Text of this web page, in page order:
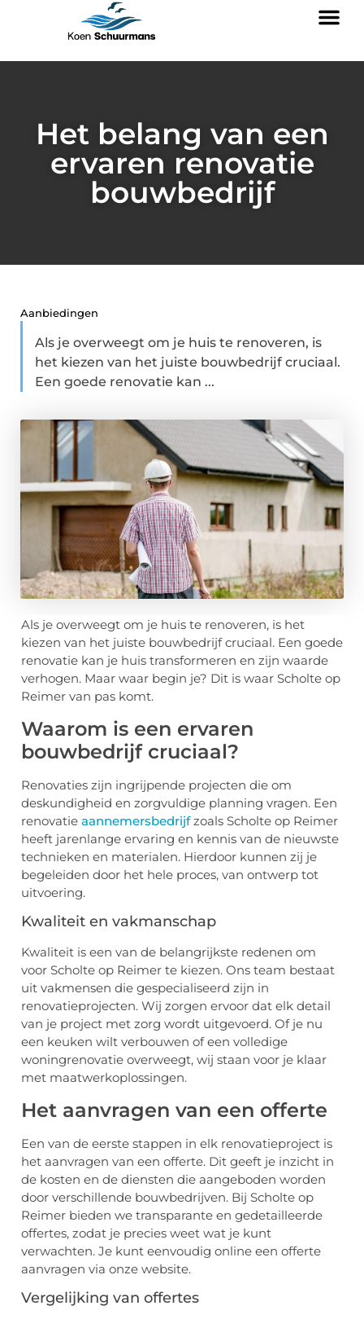
Het belang van een
ervaren renovatie
bouwbedrijf
Aanbiedingen
Als je overweegt om je huis te renoveren, is
het kiezen van het juiste bouwbedrijf cruciaal.
Een goede renovatie kan ...
Als je overweegt om je huis te renoveren, is het
kiezen van het juiste bouwbedrijf cruciaal. Een goede
renovatie kan je huis transformeren en zijn waarde
verhogen. Maar waar begin je? Dit is waar Scholte op
Reimer van pas komt.
Waarom is een ervaren
bouwbedrijf cruciaal?
Renovaties zijn ingrijpende projecten die om
deskundigheid en zorgvuldige planning vragen. Een
renovatie aannemersbedrijfzoals Scholte op Reimer
heeft jarenlange ervaring en kennis van de nieuwste
technieken en materialen. Hierdoor kunnen zij je
begeleiden door het hele proces, van ontwerp tot
uitvoering.
Kwaliteit en vakmanschap
Kwaliteit is een van de belangrijkste redenen om
voor Scholte op Reimer te kiezen. Ons team bestaat
uit vakmensen die gespecialiseerd zijn in
renovatieprojecten. Wij zorgen ervoor dat elk detail
van je project met zorg wordt uitgevoerd. Of je nu
een keuken wilt verbouwen of een volledige
woningrenovatie overweegt, wij staan voor je klaar
met maatwerkoplossingen.
Het aanvragen van een offerte
Een van de eerste stappen in elk renovatieproject is
het aanvragen van een offerte. Dit geeft je inzicht in
de kosten en de diensten die aangeboden worden
door verschillende bouwbedrijven. Bij Scholte op
Reimer bieden we transparante en gedetailleerde
offertes, zodat je precies weet wat je kunt
verwachten. Je kunt eenvoudig online een offerte
aanvragen via onze website.
Vergelijking van offertes